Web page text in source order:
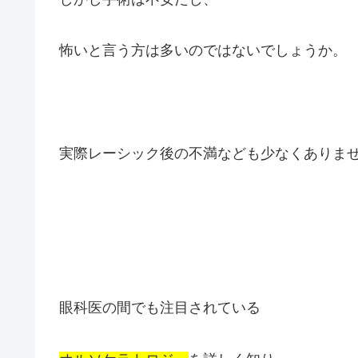
怖いと言う方は多いのではないでしょうか。
実際レーシック後の不満なども少なくありま
眼科医の間でも注目されている